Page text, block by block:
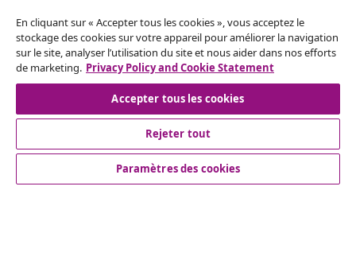
Modes de paiement pris en charge
Inscrivez-vous à notre newsletter
Rejoignez plus de 700 000 acheteurs qui reçoivent les
offres hebdomadaires, les promotions saisonnières et
les nouveautés de vidaXL.
En cliquant sur « Accepter tous les cookies », vous acceptez le
stockage des cookies sur votre appareil pour améliorer la navigation
sur le site, analyser l’utilisation du site et nous aider dans nos efforts
de marketing. Privacy Policy and Cookie Statement
Accepter tous les cookies
Rejeter tout
Paramètres des cookies